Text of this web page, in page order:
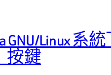
GNU/Linux
按鍵